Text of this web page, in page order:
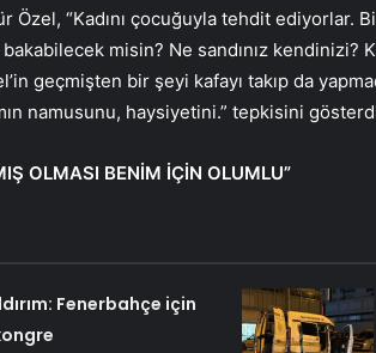
Özel, “Kadını çocuğuyla tehdit ediyorlar.
misin? Ne sandınız kendinizi?
geçmişten bir şeyi kafayı takıp da
namusunu, haysiyetini.” tepkisini
OLMASI BENİM İÇİN OLUMLU”
Fenerbahçe için